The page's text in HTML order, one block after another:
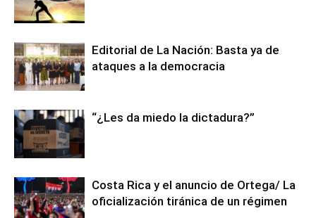
Editorial de La Nación: Basta ya de
ataques a la democracia
“¿Les da miedo la dictadura?”
Costa Rica y el anuncio de Ortega/ La
oficialización tiránica de un régimen